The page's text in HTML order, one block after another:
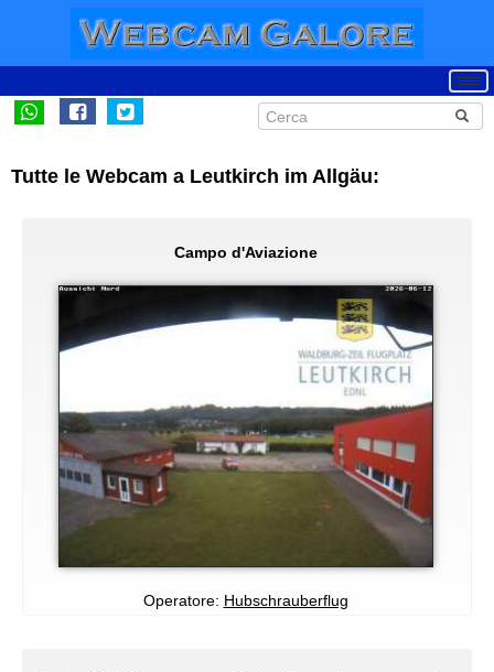
Tutte le Webcam a Leutkirch im Allgäu:
Campo d'Aviazione
Operatore: Hubschrauberflug